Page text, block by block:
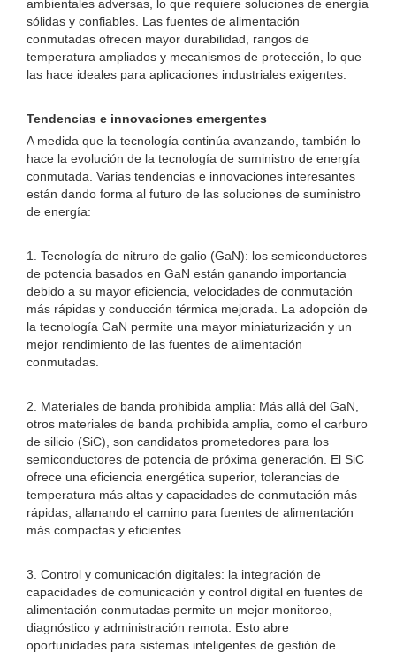
ambientales adversas, lo que requiere soluciones de energía
sólidas y confiables. Las fuentes de alimentación
conmutadas ofrecen mayor durabilidad, rangos de
temperatura ampliados y mecanismos de protección, lo que
las hace ideales para aplicaciones industriales exigentes.
Tendencias e innovaciones emergentes
A medida que la tecnología continúa avanzando, también lo
hace la evolución de la tecnología de suministro de energía
conmutada. Varias tendencias e innovaciones interesantes
están dando forma al futuro de las soluciones de suministro
de energía:
1. Tecnología de nitruro de galio (GaN): los semiconductores
de potencia basados ​​en GaN están ganando importancia
debido a su mayor eficiencia, velocidades de conmutación
más rápidas y conducción térmica mejorada. La adopción de
la tecnología GaN permite una mayor miniaturización y un
mejor rendimiento de las fuentes de alimentación
conmutadas.
2. Materiales de banda prohibida amplia: Más allá del GaN,
otros materiales de banda prohibida amplia, como el carburo
de silicio (SiC), son candidatos prometedores para los
semiconductores de potencia de próxima generación. El SiC
ofrece una eficiencia energética superior, tolerancias de
temperatura más altas y capacidades de conmutación más
rápidas, allanando el camino para fuentes de alimentación
más compactas y eficientes.
3. Control y comunicación digitales: la integración de
capacidades de comunicación y control digital en fuentes de
alimentación conmutadas permite un mejor monitoreo,
diagnóstico y administración remota. Esto abre
oportunidades para sistemas inteligentes de gestión de